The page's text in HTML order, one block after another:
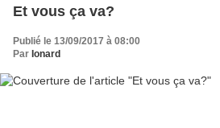
Et vous ça va?
Publié le 13/09/2017 à 08:00
Par Ionard